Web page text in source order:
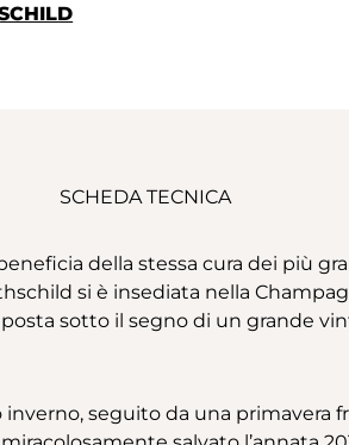
SCHEDA TECNICA
della stessa cura dei più
si è insediata nella
sotto il segno di un grande
seguito da una primavera